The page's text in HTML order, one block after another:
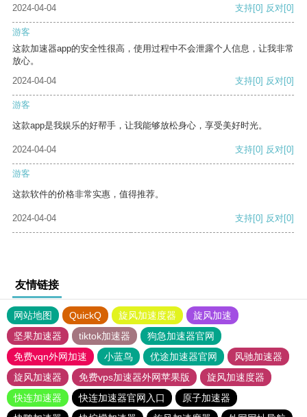
2024-04-04
支持[0] 反对[0]
游客
这款加速器app的安全性很高，使用过程中不会泄露个人信息，让我非常
放心。
2024-04-04
支持[0] 反对[0]
游客
这款app是我娱乐的好帮手，让我能够放松身心，享受美好时光。
2024-04-04 支持[0] 反对[0]
游客
这款软件的价格非常实惠，值得推荐。
2024-04-04 支持[0] 反对[0]
友情链接
网站地图 QuickQ 旋风加速度器
旋风加速
坚果加速器
tiktok加速器
狗急加速器官网
免费vqn外网加速
小蓝鸟 优途加速器官网
风驰加速器
旋风加速器
免费vps加速器外网苹果版
旋风加速度器
快连加速器
快连加速器官网入口
原子加速器